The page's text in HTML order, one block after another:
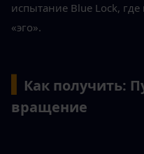
испытание Blue Lock,
«эго».
Как получить:
вращение